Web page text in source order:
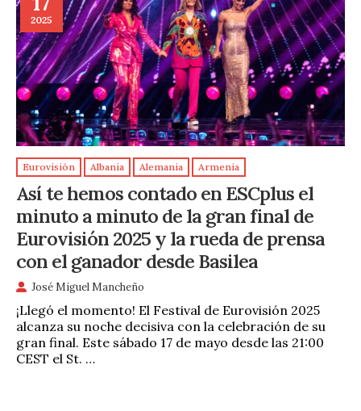
2025
Eurovisión Albania Alemania Armenia
Así te hemos contado en ESCplus el
minuto a minuto de la gran final de
Eurovisión 2025 y la rueda de prensa
con el ganador desde Basilea
José Miguel Mancheño
¡Llegó el momento! El Festival de Eurovisión 2025
alcanza su noche decisiva con la celebración de su
gran final. Este sábado 17 de mayo desde las 21:00
CEST el St. …